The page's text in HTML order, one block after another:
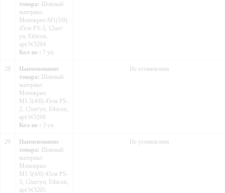
товара: Шовный
материал
Монокрил М1(5/0)
45см PS-3, 12шт/
уп, Ethicon,
арт.W3204
Кол-во : 7 уп.
28
Наименование
товара: Шовный
материал
Монокрил
М1.5(4/0) 45см PS-
2, 12шт/уп, Ethicon,
арт.W3206
Кол-во : 3 уп.
Не установлена
29
Наименование
товара: Шовный
материал
Монокрил
М1.5(4/0) 45см PS-
3, 12шт/уп, Ethicon,
арт.W3205
Не установлена